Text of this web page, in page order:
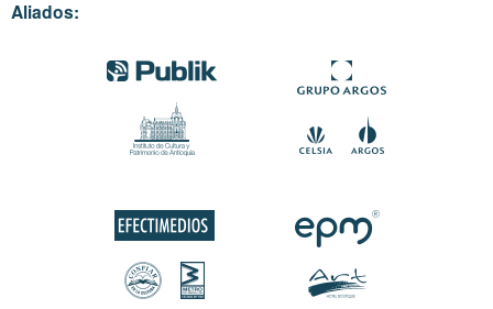
Aliados: